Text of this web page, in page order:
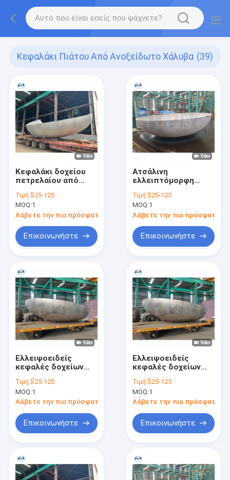
Κεφαλάκι Πιάτου Από Ανοξείδωτο Χάλυβα (39)
Κεφαλάκι δοχείου
πετρελαίου από
Τιμή:$25-125
MOQ:1
Λάβετε την πιο πρόσφατη τιμή
Επικοινωνήστε
Ατσάλινη
ελλειπτόμορφη
2200mm Διαμέτρου
25mm πάχος
Τιμή:$25-125
MOQ:1
Λάβετε την πιο πρόσφατη
Επικοινωνήστε
Ελλειψοειδείς
κεφαλές δοχείων
χάλυβα 2: 1 για τις
βιομηχανίες
προπανίου και
Τιμή:$25-125
MOQ:1
Λάβετε την πιο πρόσφατη τιμή
Επικοινωνήστε
Ελλειψοειδείς
κεφαλές δοχείων
χάλυβα 2: 1 για τις
βιομηχανίες
προπανίου και
Τιμή:$25-125
MOQ:1
Λάβετε την πιο πρόσφατη
Επικοινωνήστε